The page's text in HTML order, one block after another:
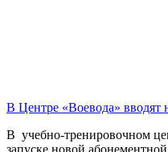
В Центре «Воевода» вводят
В учебно-тренировочном
запуске новой